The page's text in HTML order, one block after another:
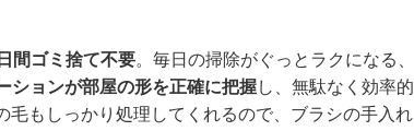
間ゴミ捨て不要。毎日の掃除がぐっとラクになる、
ションが部屋の形を正確に把握し、無駄なく効率的
もしっかり処理してくれるので、ブラシの手入れ